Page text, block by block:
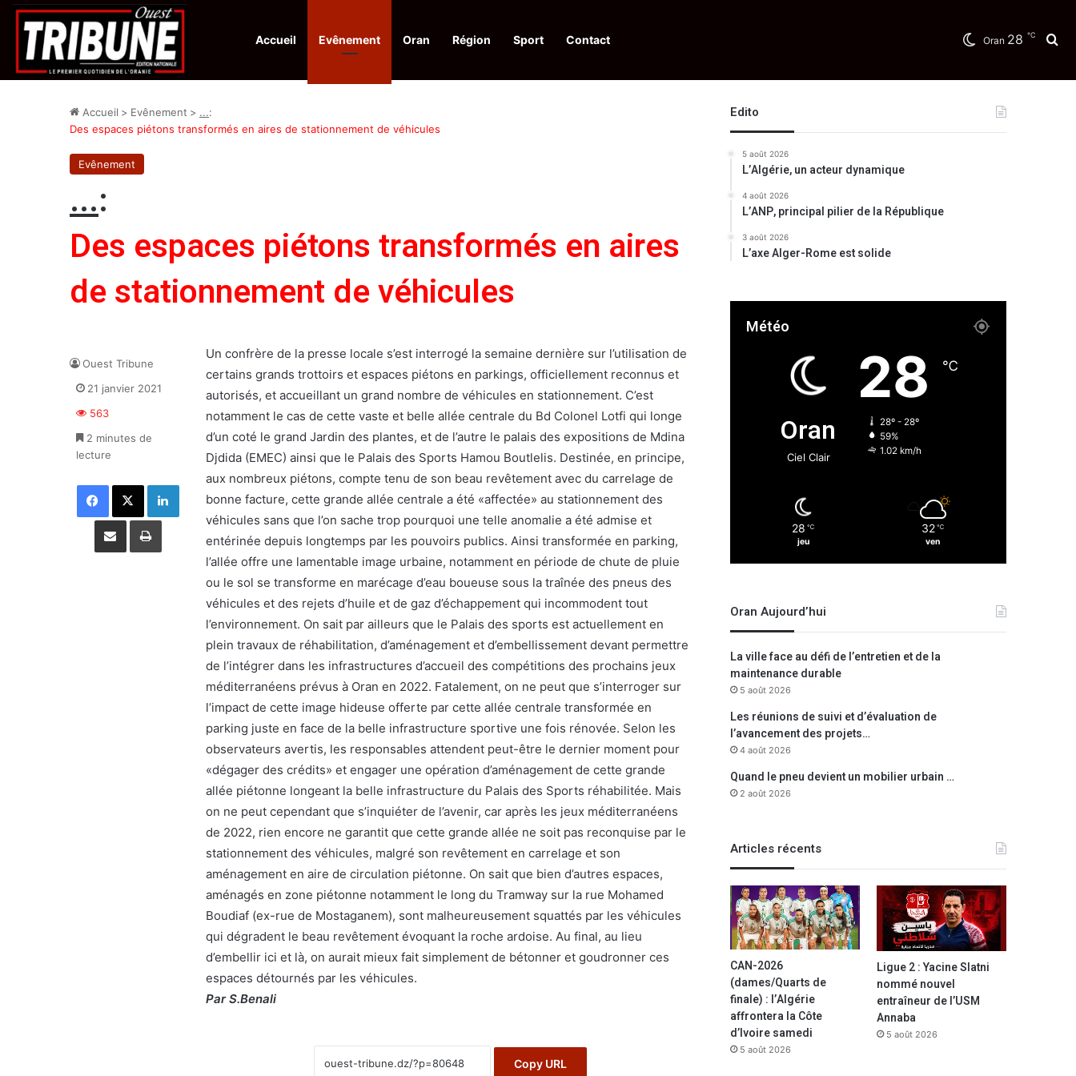
Accueil Evênement Oran Région Sport Contact Oran 28 ℃
Infos en Direct: Protection de la ville sainte d’El-Qods : l’Algérie appelle à une action collective
Accueil > Evênement > ...:
Des espaces piétons transformés en aires de stationnement de véhicules
Evênement
...:
Des espaces piétons transformés en aires
de stationnement de véhicules
Un confrère de la presse locale s’est interrogé la semaine dernière sur l’utilisation de
certains grands trottoirs et espaces piétons en parkings, officiellement reconnus et
autorisés, et accueillant un grand nombre de véhicules en stationnement. C’est
notamment le cas de cette vaste et belle allée centrale du Bd Colonel Lotfi qui longe
d’un coté le grand Jardin des plantes, et de l’autre le palais des expositions de Mdina
Djdida (EMEC) ainsi que le Palais des Sports Hamou Boutlelis. Destinée, en principe,
aux nombreux piétons, compte tenu de son beau revêtement avec du carrelage de
bonne facture, cette grande allée centrale a été «affectée» au stationnement des
véhicules sans que l’on sache trop pourquoi une telle anomalie a été admise et
entérinée depuis longtemps par les pouvoirs publics. Ainsi transformée en parking,
l’allée offre une lamentable image urbaine, notamment en période de chute de pluie
ou le sol se transforme en marécage d’eau boueuse sous la traînée des pneus des
véhicules et des rejets d’huile et de gaz d’échappement qui incommodent tout
l’environnement. On sait par ailleurs que le Palais des sports est actuellement en
plein travaux de réhabilitation, d’aménagement et d’embellissement devant permettre
de l’intégrer dans les infrastructures d’accueil des compétitions des prochains jeux
méditerranéens prévus à Oran en 2022. Fatalement, on ne peut que s’interroger sur
l’impact de cette image hideuse offerte par cette allée centrale transformée en
parking juste en face de la belle infrastructure sportive une fois rénovée. Selon les
observateurs avertis, les responsables attendent peut-être le dernier moment pour
«dégager des crédits» et engager une opération d’aménagement de cette grande
allée piétonne longeant la belle infrastructure du Palais des Sports réhabilitée. Mais
on ne peut cependant que s’inquiéter de l’avenir, car après les jeux méditerranéens
de 2022, rien encore ne garantit que cette grande allée ne soit pas reconquise par le
stationnement des véhicules, malgré son revêtement en carrelage et son
aménagement en aire de circulation piétonne. On sait que bien d’autres espaces,
aménagés en zone piétonne notamment le long du Tramway sur la rue Mohamed
Boudiaf (ex-rue de Mostaganem), sont malheureusement squattés par les véhicules
qui dégradent le beau revêtement évoquant la roche ardoise. Au final, au lieu
d’embellir ici et là, on aurait mieux fait simplement de bétonner et goudronner ces
espaces détournés par les véhicules.
Par S.Benali
Copy URL
Ouest Tribune
21 janvier 2021
563
2 minutes de
lecture
Facebook X Linkedin
Partager par email Imprimer
Edito
5 août 2026
L’Algérie, un acteur dynamique
4 août 2026
L’ANP, principal pilier de la République
3 août 2026
L’axe Alger-Rome est solide
Météo
Oran
Ciel Clair
28 ℃
28º - 28º
59%
1.02 km/h
28 ℃
jeu
32 ℃
ven
Oran Aujourd’hui
La ville face au défi de l’entretien et de la
maintenance durable
5 août 2026
Les réunions de suivi et d’évaluation de
l’avancement des projets…
4 août 2026
Quand le pneu devient un mobilier urbain …
2 août 2026
Articles récents
CAN-2026
(dames/Quarts de
finale) : l’Algérie
affrontera la Côte
d’Ivoire samedi
5 août 2026
Ligue 2 : Yacine Slatni
nommé nouvel
entraîneur de l’USM
Annaba
5 août 2026